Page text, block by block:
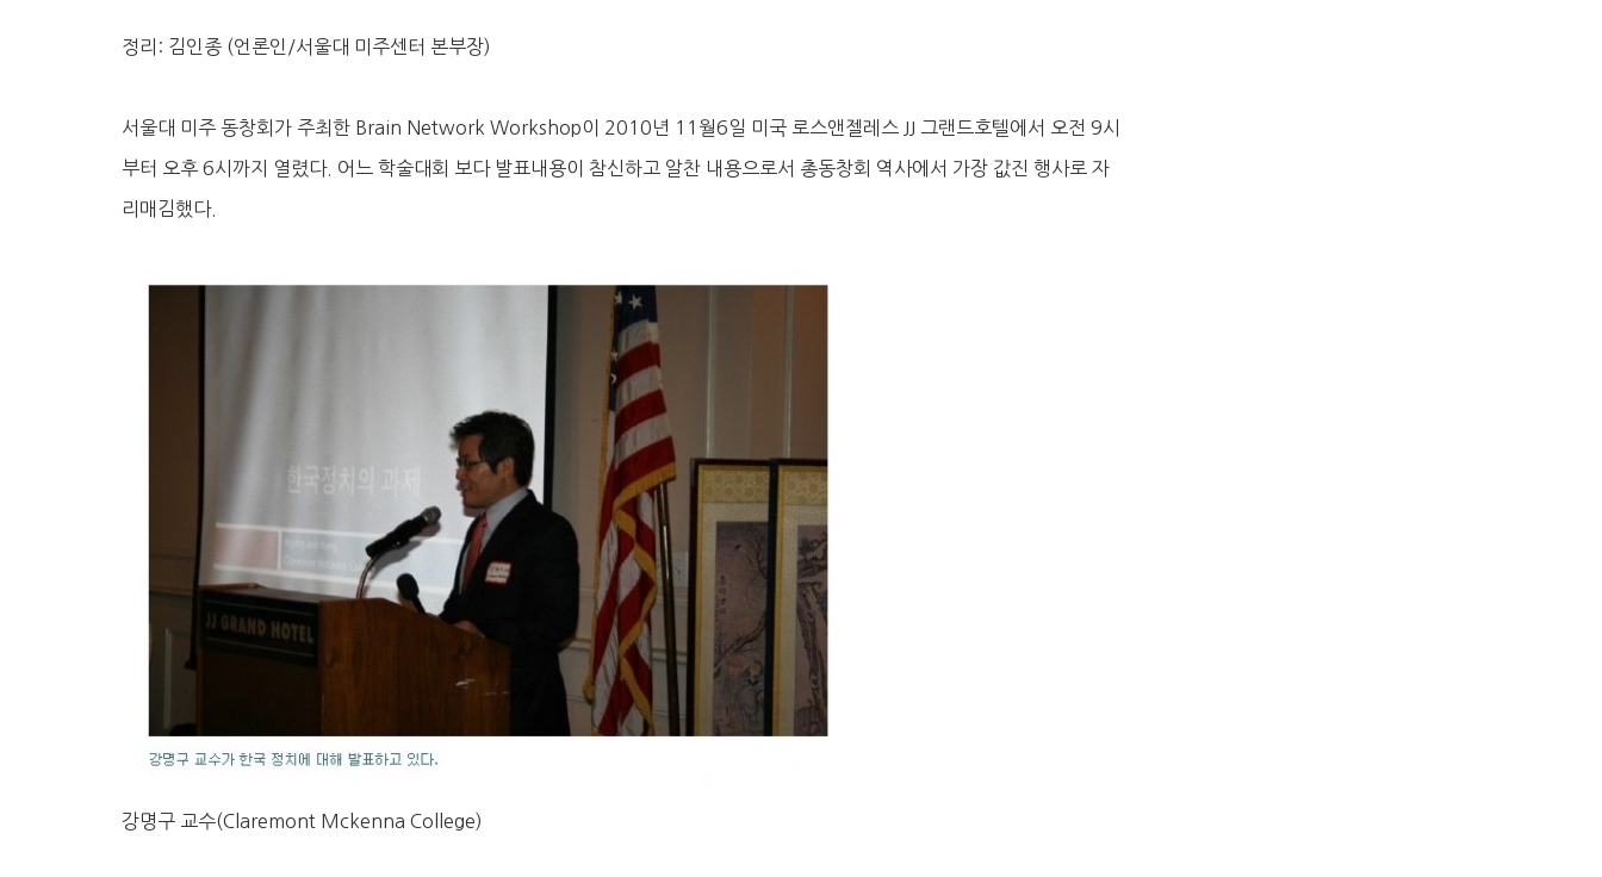
정리: 김인종 (언론인/서울대 미주센터 본부장)
서울대 미주 동창회가 주최한 Brain Network Workshop이 2010년 11월6일 미국 로스앤젤레스 JJ 그랜드호텔에서 오전 9시
부터 오후 6시까지 열렸다. 어느 학술대회 보다 발표내용이 참신하고 알찬 내용으로서 총동창회 역사에서 가장 값진 행사로 자
리매김했다.
강명구 교수(Claremont Mckenna College)